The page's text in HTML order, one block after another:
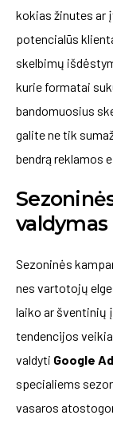
kokias žinutes ar
potencialūs
skelbimų
kurie formatai
bandomuosius
galite ne tik
bendrą reklamos
valdymas
Sezoninės
nes vartotojų
laiko ar šventinių
tendencijos
valdyti Google
specialiems
vasaros